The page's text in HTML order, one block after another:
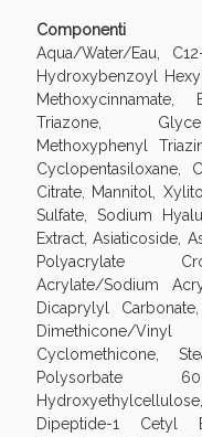
Componenti
Aqua/Water/Eau,
Hydroxybenzoyl
Methoxycinnamate,
Triazone,
Methoxyphenyl
Cyclopentasiloxane,
Citrate, Mannitol,
Sulfate, Sodium
Extract, Asiaticoside,
Polyacrylate
Acrylate/Sodium
Dicaprylyl
Dimethicone/
Cyclomethicone,
Polysorbate
Dipeptide-1 Cetyl
Benessere